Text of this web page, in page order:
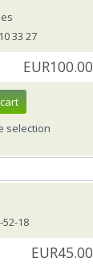
33 27
EUR100.00
selection
18
EUR45.00